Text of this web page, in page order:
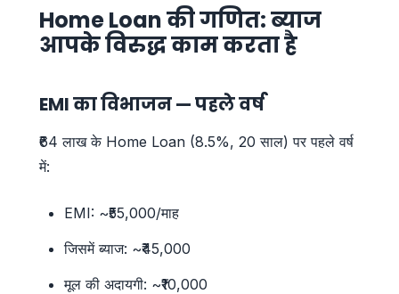
Home Loan की गणित: ब्याज
आपके विरुद्ध काम करता है
EMI का विभाजन — पहले वर्ष
₹64 लाख के Home Loan (8.5%, 20 साल) पर पहले वर्ष
में:
EMI: ~₹55,000/माह
जिसमें ब्याज: ~₹45,000
मूल की अदायगी: ~₹10,000